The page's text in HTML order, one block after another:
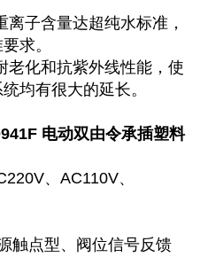
子含量达超纯水标准，
求。
老化和抗紫外线性能，使
均有很大的延长。
电动双由令承插塑料
、AC110V、
触点型、阀位信号反馈